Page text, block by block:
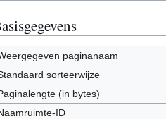
paginanaam
sorteerwijze
(in bytes)
ID